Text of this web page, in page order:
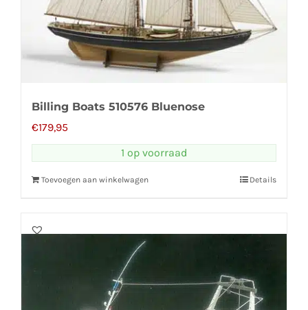
Billing Boats 510576 Bluenose
€179,95
1 op voorraad
Toevoegen aan winkelwagen Details